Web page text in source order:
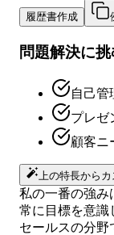
履歴書作成
問題解決に
自己管
プレゼ
顧客ニ
上の特長から
私の一番の強み
常に目標を意識
セールスの分野